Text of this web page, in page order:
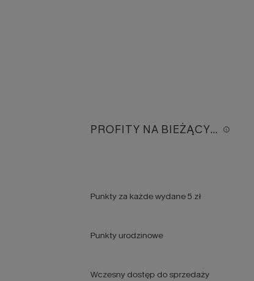
PROFITY NA BIEŻĄCYM POZIOMIE
Punkty za każde wydane 5 zł
Punkty urodzinowe
Wczesny dostęp do sprzedaży